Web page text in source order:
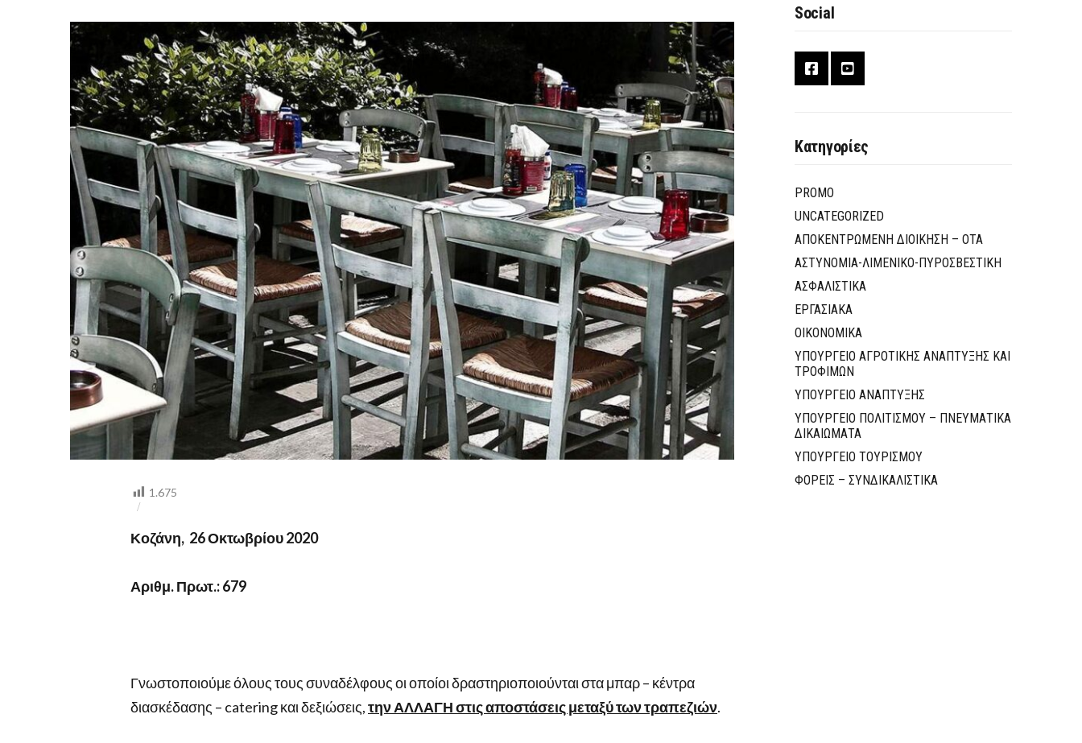
ΚΕΝΤΡΑ
ΔΙΑΣΚΕΔΑΣΗΣ
–
CATERING
-ΔΕΞΙΩΣΕΙΣ
1.675
Κοζάνη, 26 Οκτωβρίου 2020
Αριθμ. Πρωτ.: 679
Γνωστοποιούμε όλους τους συναδέλφους οι οποίοι δραστηριοποιούνται στα μπαρ – κέντρα
διασκέδασης – catering και δεξιώσεις,την ΑΛΛΑΓΗ στις αποστάσεις μεταξύ των τραπεζιών.
Social
Κατηγορίες
PROMO
UNCATEGORIZED
ΑΠΟΚΕΝΤΡΩΜΕΝΗ ΔΙΟΙΚΗΣΗ – ΟΤΑ
ΑΣΤΥΝΟΜΙΑ-ΛΙΜΕΝΙΚΟ-ΠΥΡΟΣΒΕΣΤΙΚΗ
ΑΣΦΑΛΙΣΤΙΚΑ
ΕΡΓΑΣΙΑΚΑ
ΟΙΚΟΝΟΜΙΚΑ
ΥΠΟΥΡΓΕΙΟ ΑΓΡΟΤΙΚΗΣ ΑΝΑΠΤΥΞΗΣ ΚΑΙ
ΤΡΟΦΙΜΩΝ
ΥΠΟΥΡΓΕΙΟ ΑΝΑΠΤΥΞΗΣ
ΥΠΟΥΡΓΕΙΟ ΠΟΛΙΤΙΣΜΟΥ – ΠΝΕΥΜΑΤΙΚΑ
ΔΙΚΑΙΩΜΑΤΑ
ΥΠΟΥΡΓΕΙΟ ΤΟΥΡΙΣΜΟΥ
ΦΟΡΕΙΣ – ΣΥΝΔΙΚΑΛΙΣΤΙΚΑ